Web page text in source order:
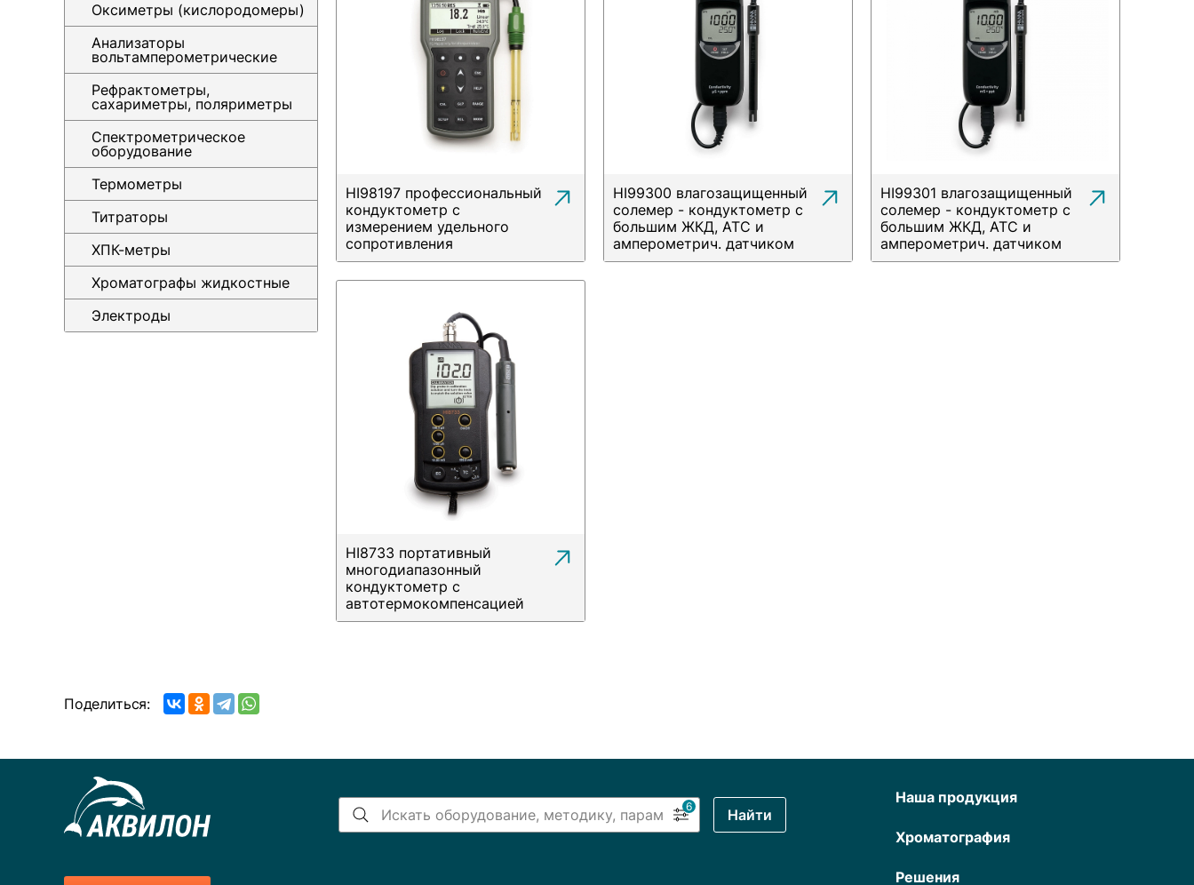
HI98197 профессиональный
кондуктометр с
измерением удельного
сопротивления
HI99300 влагозащищенный
солемер - кондуктометр с
большим ЖКД, АТС и
амперометрич. датчиком
HI99301 влагозащищенный
солемер - кондуктометр с
большим ЖКД, АТС и
амперометрич. датчиком
HI8733 портативный
многодиапазонный
кондуктометр с
автотермокомпенсацией
Оксиметры (кислородомеры)
Анализаторы
вольтамперометрические
Рефрактометры,
сахариметры, поляриметры
Спектрометрическое
оборудование
Термометры
Титраторы
ХПК-метры
Хроматографы жидкостные
Электроды
Поделиться:
6 Найти
Наша продукция
Хроматография
Решения